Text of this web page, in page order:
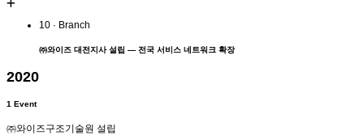
10 · Branch
㈜와이즈 대전지사설립 — 전국 서비스 네트워크 확장
2020
1 Event
㈜와이즈구조기술원 설립